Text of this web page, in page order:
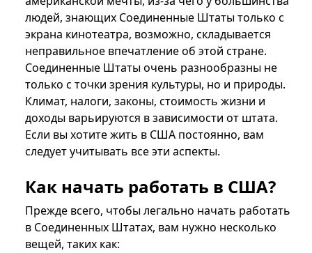
людей, знающих Соединенные Штаты только с
экрана кинотеатра, возможно, складывается
неправильное впечатление об этой стране.
Соединенные Штаты очень разнообразны не
только с точки зрения культуры, но и природы.
Климат, налоги, законы, стоимость жизни и
доходы варьируются в зависимости от штата.
Если вы хотите жить в США постоянно, вам
следует учитывать все эти аспекты.
Как начать работать в США?
Прежде всего, чтобы легально начать работать
в Соединенных Штатах, вам нужно несколько
вещей, таких как: